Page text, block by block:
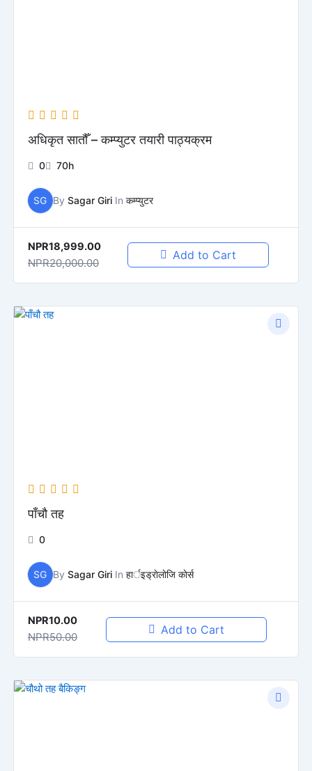
अधिकृत सातौँ – कम्प्युटर तयारी पाठ्यक्रम
0 70h
SG By Sagar GiriIn कम्प्युटर
NPR18,999.00
NPR20,000.00
Add to Cart
पाँचौ तह
0
SG By Sagar GiriIn हार्इड्राेलाेजि काेर्स
NPR10.00
NPR50.00
Add to Cart